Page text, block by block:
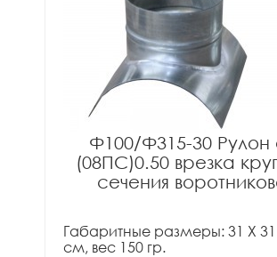
Ф100/Ф315-30 Рулон
(08ПС)0.50 врезка
сечения
Габаритные размеры: 31 X 31
см, вес 150 гр.